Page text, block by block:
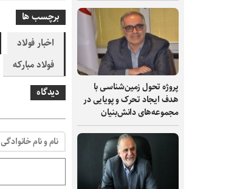
پروژه تحول زمین‌شناسی با
هدف ایجاد تحرک و پویایی در
مجموعه‌های دانش‌بنیان
برچسب ها
اخبار فولاد
فولاد مبارکه
دیدگاه
نام و نام خانوادگی